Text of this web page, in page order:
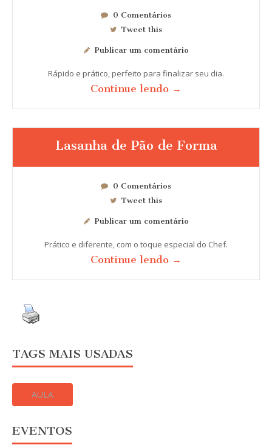
0 Comentários
Tweet this
Publicar um comentário
Rápido e prático, perfeito para finalizar seu dia.
Continue lendo →
Lasanha de Pão de Forma
0 Comentários
Tweet this
Publicar um comentário
Prático e diferente, com o toque especial do Chef.
Continue lendo →
TAGS MAIS USADAS
AULA
EVENTOS